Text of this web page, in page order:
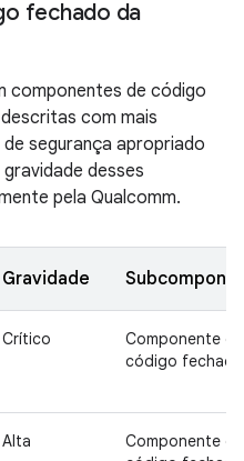
fechado da
componentes de código
com mais
segurança apropriado
desses
pela Qualcomm.
Gravidade
Crítico
Componente de
código fechado
Alta
Componente de